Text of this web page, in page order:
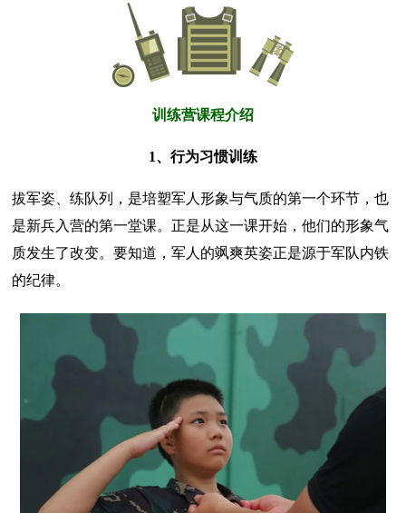
训练营课程介绍
1、行为习惯训练
拔军姿、练队列，是培塑军人形象与气质的第一个环节，也
是新兵入营的第一堂课。正是从这一课开始，他们的形象气
质发生了改变。要知道，军人的飒爽英姿正是源于军队内铁
的纪律。